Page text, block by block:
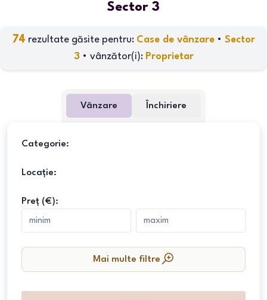
Sector 3
74 rezultate găsite pentru: Case de vânzare • Sector
3 • vânzător(i): Proprietar
Vânzare Închiriere
Categorie:
Locație:
Preț (€):
Mai multe filtre